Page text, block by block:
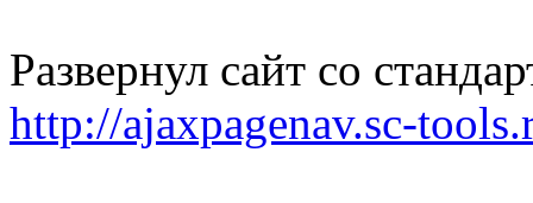
Развернул сайт со
http://ajaxpagenav.sc-